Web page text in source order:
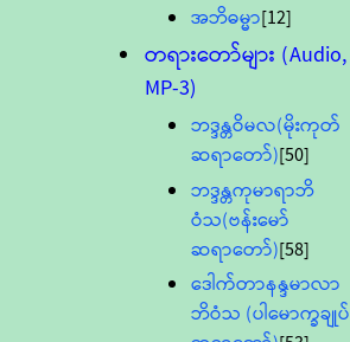
အဘိဓမ္မာ[12]
တရားတော်များ (Audio,
MP-3)
ဘဒ္ဒန္တဝိမလ(မိုးကုတ်
ဆရာတော်)[50]
ဘဒ္ဒန္တကုမာရာဘိ
ဝံသ(ဗန်းမော်
ဆရာတော်)[58]
ဒေါက်တာနန္ဒမာလာ
ဘိဝံသ (ပါမောက္ခချုပ်